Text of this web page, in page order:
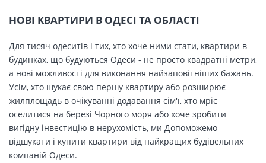
НОВІ КВАРТИРИ В ОДЕСІ ТА ОБЛАСТІ
Для тисяч одеситів і тих, хто хоче ними стати, квартири в
будинках, що будуються Одеси - не просто квадратні метри,
а нові можливості для виконання найзаповітніших бажань.
Усім, хто шукає свою першу квартиру або розширює
жилплощадь в очікуванні додавання сім'ї, хто мріє
оселитися на березі Чорного моря або хоче зробити
вигідну інвестицію в нерухомість, ми Допоможемо
відшукати і купити квартири від найкращих будівельних
компаній Одеси.